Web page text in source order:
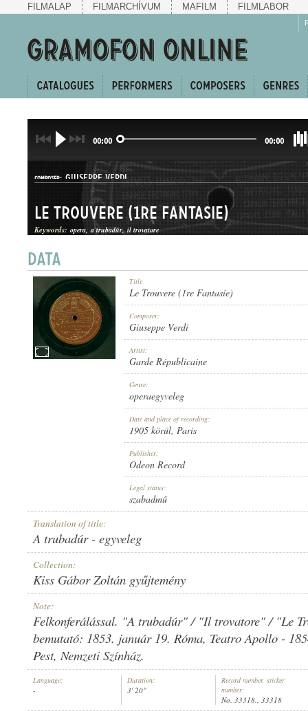
FILMALAP FILMARCHÍVUM MAFILM FILMLABOR
00:00 00:00
ARTIST: GARDE RÉPUBLICAINE
COMPOSER: GIUSEPPE VERDI
OPERAEGYVELEG
Le Trouvere (1re Fantasie)
Keywords: opera a trubadúr il trovatore
Title
Le Trouvere (1re Fantasie)
Composer:
Giuseppe Verdi
Artist:
Garde Républicaine
Genre:
operaegyveleg
Date and place of recording:
1905 körül, Paris
Publisher:
Odeon Record
Legal status:
szabadmű
Translation of title:
A trubadúr - egyveleg
Collection:
Kiss Gábor Zoltán gyűjtemény
Note:
Felkonferálással. "A trubadúr" / "Il trovatore" / "Le
bemutató: 1853. január 19. Róma, Teatro Apollo -
Pest, Nemzeti Színház.
Language:
-
Duration:
3' 20"
Record number, sticker
number:
No. 33318., 33318